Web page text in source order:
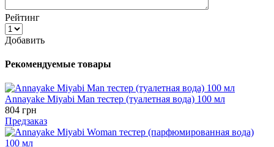
Рейтинг
Добавить
Рекомендуемые товары
Annayake Miyabi Man тестер (туалетная вода) 100 мл
804 грн
Предзаказ